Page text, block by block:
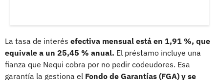
La tasa de interés efectiva mensual está en 1,91 %, que
equivale a un 25,45 % anual. El préstamo incluye una
fianza que Nequi cobra por no pedir codeudores. Esa
garantía la gestiona el Fondo de Garantías (FGA) y se